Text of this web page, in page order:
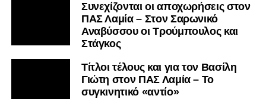
Συνεχίζονται οι αποχωρήσεις στον
ΠΑΣ Λαμία – Στον Σαρωνικό
Αναβύσσου οι Τρούμπουλος και
Στάγκος
Τίτλοι τέλους και για τον Βασίλη
Γιώτη στον ΠΑΣ Λαμία – Το
συγκινητικό «αντίο»